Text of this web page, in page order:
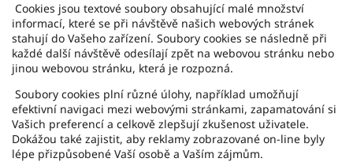
Cookies jsou textové soubory obsahující malé množství
informací, které se při návštěvě našich webových stránek
stahují do Vašeho zařízení. Soubory cookies se následně při
každé další návštěvě odesílají zpět na webovou stránku nebo
jinou webovou stránku, která je rozpozná.
Soubory cookies plní různé úlohy, například umožňují
efektivní navigaci mezi webovými stránkami, zapamatování si
Vašich preferencí a celkově zlepšují zkušenost uživatele.
Dokážou také zajistit, aby reklamy zobrazované on-line byly
lépe přizpůsobené Vaší osobě a Vaším zájmům.